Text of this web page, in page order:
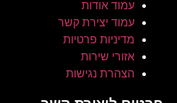
עמוד אודות
עמוד יצירת קשר
מדיניות פרטיות
אזורי שירות
הצהרת נגישות